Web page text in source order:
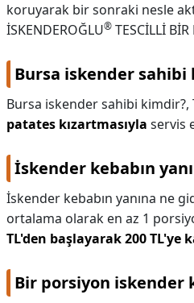
koruyarak bir sonraki nesle
İSKENDEROĞLU® TESCİLLİ
Bursa iskender sahibi
Bursa iskender sahibi kimdir?,
patates kızartmasıyla servis
İskender kebabın
İskender kebabın yanına ne
ortalama olarak en az 1
TL'den başlayarak 200 TL'ye
Bir porsiyon iskender